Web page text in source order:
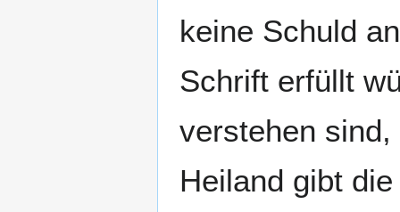
keine Schuld
Schrift erfüllt
verstehen sind,
Heiland gibt